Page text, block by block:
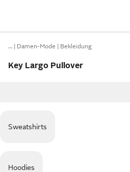
… Damen-Mode Bekleidung
Key Largo Pullover
Sweatshirts
Hoodies